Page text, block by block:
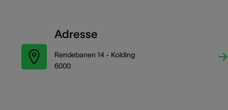
Adresse
Rendebanen 14 - Kolding
6000